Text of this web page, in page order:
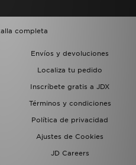
completa
Envíos y devoluciones
Localiza tu pedido
Inscríbete gratis a JDX
Términos y condiciones
Política de privacidad
Ajustes de Cookies
JD Careers